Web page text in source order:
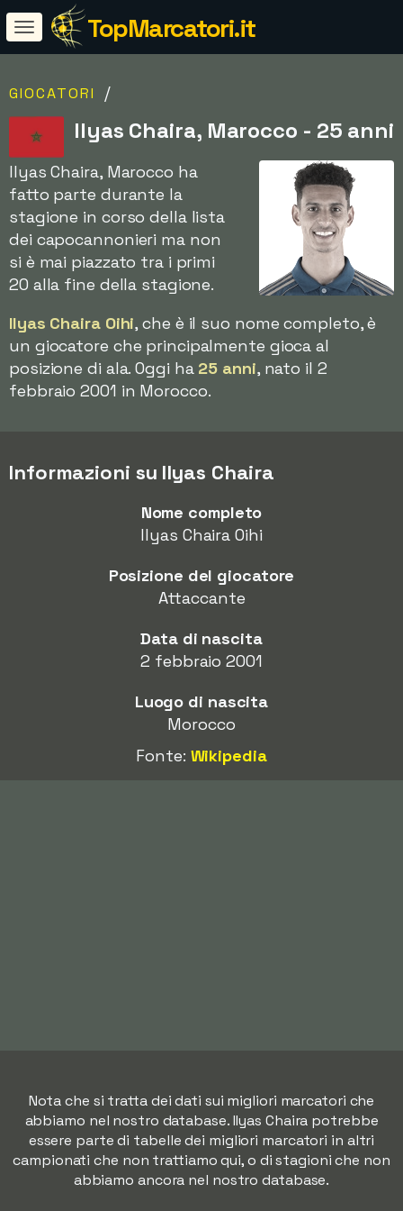
TopMarcatori.it
GIOCATORI /
Ilyas Chaira, Marocco - 25 anni
Ilyas Chaira, Marocco ha
fatto parte durante la
stagione in corso della lista
dei capocannonieri ma non
si è mai piazzato tra i primi
20 alla fine della stagione.
Ilyas Chaira Oihi, che è il suo nome completo, è
un giocatore che principalmente gioca al
posizione di ala. Oggi ha 25 anni, nato il 2
febbraio 2001 in Morocco.
Informazioni su Ilyas Chaira
Nome completo
Ilyas Chaira Oihi
Posizione del giocatore
Attaccante
Data di nascita
2 febbraio 2001
Luogo di nascita
Morocco
Fonte: Wikipedia
Nota che si tratta dei dati sui migliori marcatori che
abbiamo nel nostro database. Ilyas Chaira potrebbe
essere parte di tabelle dei migliori marcatori in altri
campionati che non trattiamo qui, o di stagioni che non
abbiamo ancora nel nostro database.